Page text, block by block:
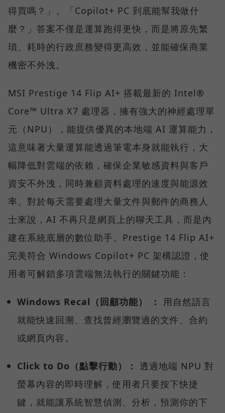
得買嗎？」、「Copilot+ PC 到底能幫我做什
麼？」答案不僅是運算跑得更快，而是將原先繁
瑣、耗時的行政庶務變得更高效，並能確保商業
機密不外洩。
MSI Prestige 14 Flip AI+ 搭載最新的 Intel®
Core™ Ultra X7 處理器，擁有強大的神經處理單
元（NPU），能提供優異的本地端 AI 運算能力，
這意味著大量運算能透過筆電本身就能執行，大
幅降低對雲端的依賴，確保企業敏感資料與客戶
資安不外洩，同時兼顧資料處理的速度與能源效
率。對於每天需要處理大量文件與郵件的商務人
士來說，AI 不再只是網頁上的聊天工具，而是內
建在系統底層的數位助手。Prestige 14 Flip AI+
完美符合 Windows Copilot+ PC 架構認證，使
用者可解鎖多項雲端無法執行的關鍵功能：
Windows Recal（回顧功能） ：
用自然語言
就能快速回溯、查找曾經瀏覽過的文件、合約
或網頁內容。
Click to Do（點擊行動）： 透過地端 NPU 對
螢幕內容的即時理解，使用者只要按下快捷
鍵，就能讓系統智慧偵測、分析，預測你的下